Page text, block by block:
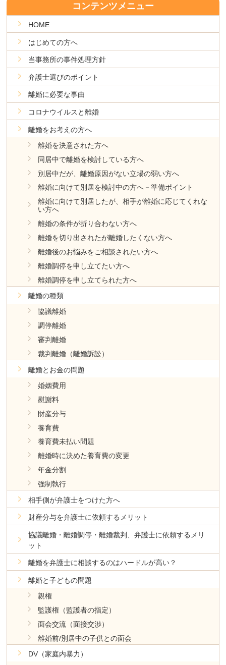
コンテンツメニュー
HOME
はじめての方へ
当事務所の事件処理方針
弁護士選びのポイント
離婚に必要な事由
コロナウイルスと離婚
離婚をお考えの方へ
離婚を決意された方へ
同居中で離婚を検討している方へ
別居中だが、離婚原因がない立場の弱い方へ
離婚に向けて別居を検討中の方へ－準備ポイント
離婚に向けて別居したが、相手が離婚に応じてくれな
い方へ
離婚の条件が折り合わない方へ
離婚を切り出されたが離婚したくない方へ
離婚後のお悩みをご相談されたい方へ
離婚調停を申し立てたい方へ
離婚調停を申し立てられた方へ
離婚の種類
協議離婚
調停離婚
審判離婚
裁判離婚（離婚訴訟）
離婚とお金の問題
婚姻費用
慰謝料
財産分与
養育費
養育費未払い問題
離婚時に決めた養育費の変更
年金分割
強制執行
相手側が弁護士をつけた方へ
財産分与を弁護士に依頼するメリット
協議離婚・離婚調停・離婚裁判、弁護士に依頼するメリ
ット
離婚を弁護士に相談するのはハードルが高い？
離婚と子どもの問題
親権
監護権（監護者の指定）
面会交流（面接交渉）
離婚前/別居中の子供との面会
DV（家庭内暴力）